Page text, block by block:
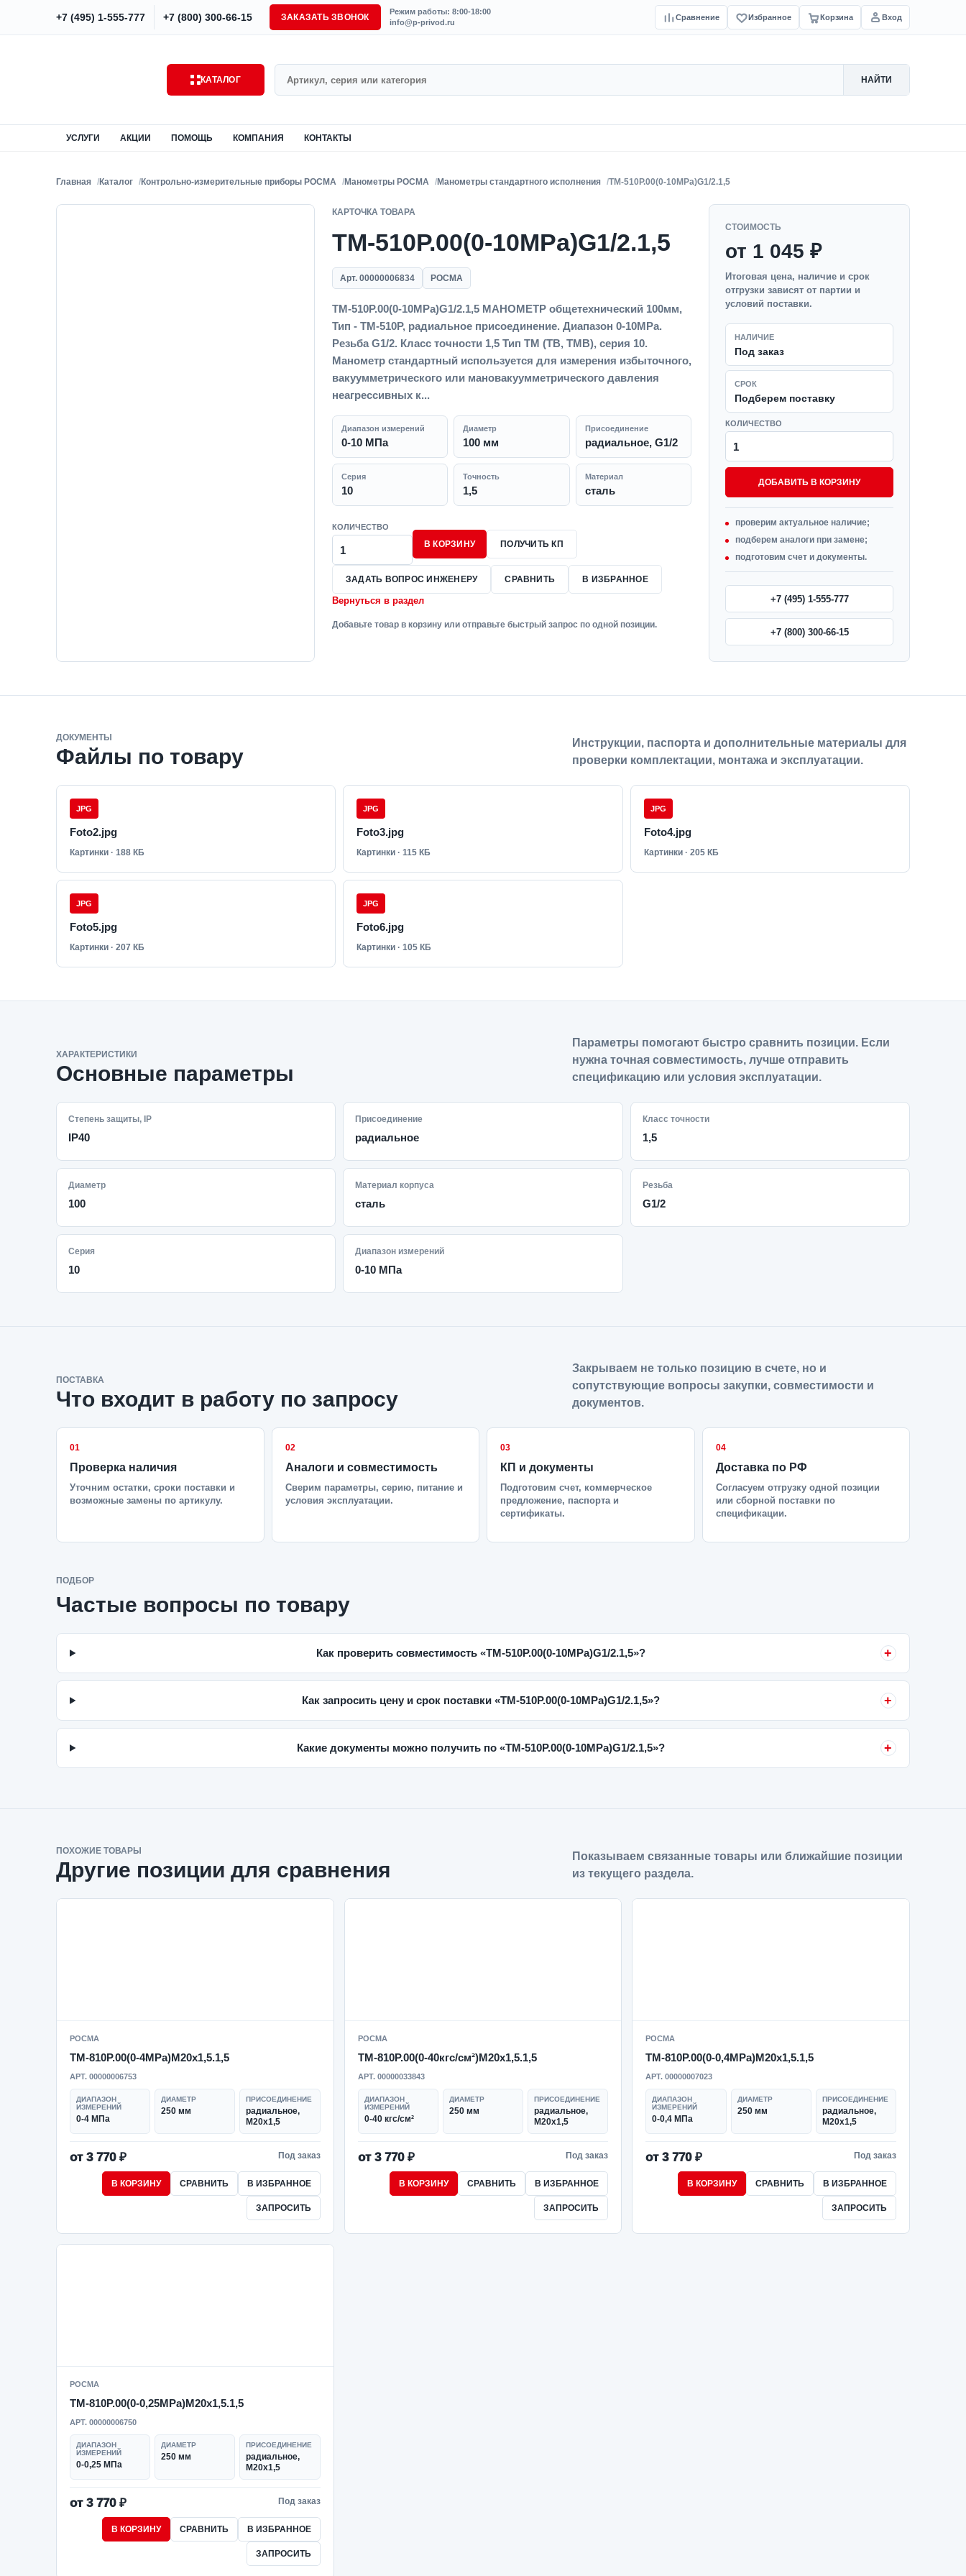
+7 (495) 1-555-777 +7 (800) 300-66-15 ЗАКАЗАТЬ ЗВОНОК
Режим работы: 8:00-18:00
info@p-privod.ru
Сравнение Избранное Корзина Вход
КАТАЛОГ НАЙТИ
УСЛУГИ АКЦИИ ПОМОЩЬ КОМПАНИЯ КОНТАКТЫ
Главная Каталог Контрольно-измерительные приборы РОСМА Манометры РОСМА Манометры стандартного исполнения ТМ-510Р.00(0-10MPa)G1/2.1,5
КАРТОЧКА ТОВАРА
ТМ-510Р.00(0-10MPa)G1/2.1,5
Арт. 00000006834 РОСМА
ТМ-510Р.00(0-10MPa)G1/2.1,5 МАНОМЕТР общетехнический 100мм,
Тип - ТМ-510Р, радиальное присоединение. Диапазон 0-10MPa.
Резьба G1/2. Класс точности 1,5 Тип ТМ (ТВ, ТМВ), серия 10.
Манометр стандартный используется для измерения избыточного,
вакуумметрического или мановакуумметрического давления
неагрессивных к...
Диапазон измерений
0-10 МПа
Диаметр
100 мм
Присоединение
радиальное, G1/2
Серия
10
Точность
1,5
Материал
сталь
КОЛИЧЕСТВО
В КОРЗИНУ ПОЛУЧИТЬ КП
ЗАДАТЬ ВОПРОС ИНЖЕНЕРУ СРАВНИТЬ В ИЗБРАННОЕ
Вернуться в раздел
Добавьте товар в корзину или отправьте быстрый запрос по одной позиции.
СТОИМОСТЬ
от 1 045 ₽
Итоговая цена, наличие и срок
отгрузки зависят от партии и
условий поставки.
НАЛИЧИЕ
Под заказ
СРОК
Подберем поставку
КОЛИЧЕСТВО
ДОБАВИТЬ В КОРЗИНУ
проверим актуальное наличие;
подберем аналоги при замене;
подготовим счет и документы.
+7 (495) 1-555-777
+7 (800) 300-66-15
ДОКУМЕНТЫ
Файлы по товару
Инструкции, паспорта и дополнительные материалы для
проверки комплектации, монтажа и эксплуатации.
JPG
Foto2.jpg
Картинки · 188 КБ
JPG
Foto3.jpg
Картинки · 115 КБ
JPG
Foto4.jpg
Картинки · 205 КБ
JPG
Foto5.jpg
Картинки · 207 КБ
JPG
Foto6.jpg
Картинки · 105 КБ
ХАРАКТЕРИСТИКИ
Основные параметры
Параметры помогают быстро сравнить позиции. Если
нужна точная совместимость, лучше отправить
спецификацию или условия эксплуатации.
Степень защиты, IP
IP40
Присоединение
радиальное
Класс точности
1,5
Диаметр
100
Материал корпуса
сталь
Резьба
G1/2
Серия
10
Диапазон измерений
0-10 МПа
ПОСТАВКА
Что входит в работу по запросу
Закрываем не только позицию в счете, но и
сопутствующие вопросы закупки, совместимости и
документов.
01
Проверка наличия
Уточним остатки, сроки поставки и
возможные замены по артикулу.
02
Аналоги и совместимость
Сверим параметры, серию, питание и
условия эксплуатации.
03
КП и документы
Подготовим счет, коммерческое
предложение, паспорта и
сертификаты.
04
Доставка по РФ
Согласуем отгрузку одной позиции
или сборной поставки по
спецификации.
ПОДБОР
Частые вопросы по товару
Как проверить совместимость «ТМ-510Р.00(0-10MPa)G1/2.1,5»?
Как запросить цену и срок поставки «ТМ-510Р.00(0-10MPa)G1/2.1,5»?
Какие документы можно получить по «ТМ-510Р.00(0-10MPa)G1/2.1,5»?
ПОХОЖИЕ ТОВАРЫ
Другие позиции для сравнения
Показываем связанные товары или ближайшие позиции
из текущего раздела.
РОСМА
ТМ-810Р.00(0-4MPa)M20x1,5.1,5
АРТ. 00000006753
ДИАПАЗОН
ИЗМЕРЕНИЙ
0-4 МПа
ДИАМЕТР
250 мм
ПРИСОЕДИНЕНИЕ
радиальное,
M20x1,5
от 3 770 ₽ Под заказ
В КОРЗИНУ СРАВНИТЬ В ИЗБРАННОЕ
ЗАПРОСИТЬ
РОСМА
ТМ-810Р.00(0-40кгс/см²)M20x1,5.1,5
АРТ. 00000033843
ДИАПАЗОН
ИЗМЕРЕНИЙ
0-40 кгс/см²
ДИАМЕТР
250 мм
ПРИСОЕДИНЕНИЕ
радиальное,
M20x1,5
от 3 770 ₽ Под заказ
В КОРЗИНУ СРАВНИТЬ В ИЗБРАННОЕ
ЗАПРОСИТЬ
РОСМА
ТМ-810Р.00(0-0,4MPa)M20x1,5.1,5
АРТ. 00000007023
ДИАПАЗОН
ИЗМЕРЕНИЙ
0-0,4 МПа
ДИАМЕТР
250 мм
ПРИСОЕДИНЕНИЕ
радиальное,
M20x1,5
от 3 770 ₽ Под заказ
В КОРЗИНУ СРАВНИТЬ В ИЗБРАННОЕ
ЗАПРОСИТЬ
РОСМА
ТМ-810Р.00(0-0,25MPa)M20x1,5.1,5
АРТ. 00000006750
ДИАПАЗОН
ИЗМЕРЕНИЙ
0-0,25 МПа
ДИАМЕТР
250 мм
ПРИСОЕДИНЕНИЕ
радиальное,
M20x1,5
от 3 770 ₽ Под заказ
В КОРЗИНУ СРАВНИТЬ В ИЗБРАННОЕ
ЗАПРОСИТЬ